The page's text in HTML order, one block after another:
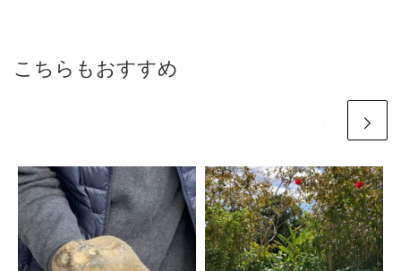
こちらもおすすめ